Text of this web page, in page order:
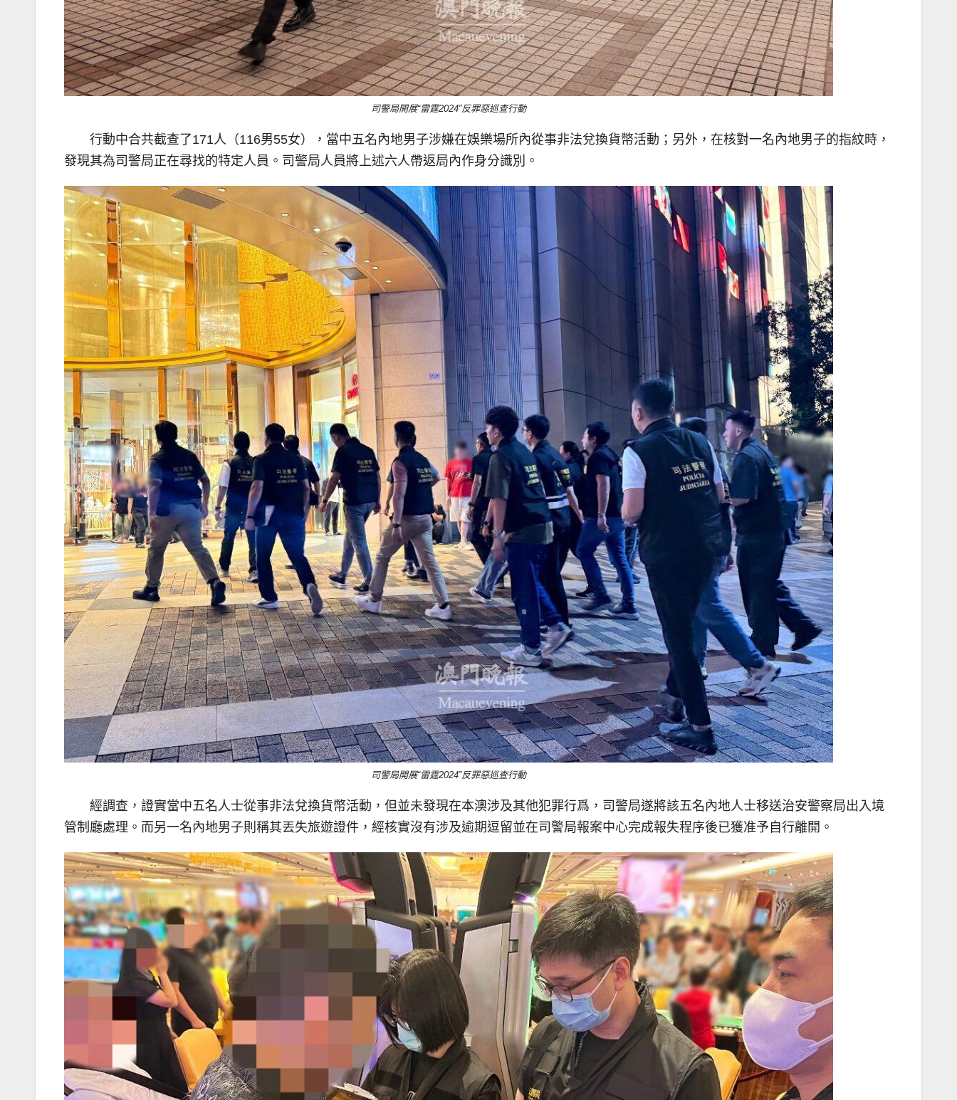
司警局開展“雷霆2024”反罪惡巡查行動
行動中合共截查了171人（116男55女），當中五名內地男子涉嫌在娛樂場所內從事非法兌換貨幣活動；另外，在核對一名內地男子的指紋時，
發現其為司警局正在尋找的特定人員。司警局人員將上述六人帶返局內作身分識別。
司警局開展“雷霆2024”反罪惡巡查行動
經調查，證實當中五名人士從事非法兌換貨幣活動，但並未發現在本澳涉及其他犯罪行爲，司警局遂將該五名內地人士移送治安警察局出入境
管制廳處理。而另一名內地男子則稱其丟失旅遊證件，經核實沒有涉及逾期逗留並在司警局報案中心完成報失程序後已獲准予自行離開。